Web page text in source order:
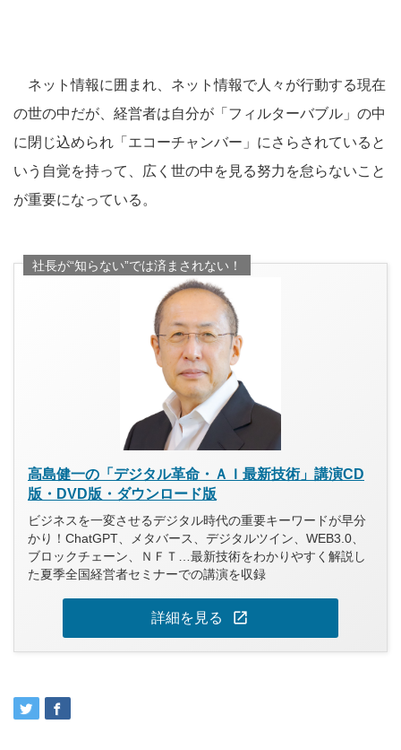
ネット情報に囲まれ、ネット情報で人々が行動する現在
の世の中だが、経営者は自分が「フィルターバブル」の中
に閉じ込められ「エコーチャンバー」にさらされていると
いう自覚を持って、広く世の中を見る努力を怠らないこと
が重要になっている。
社長が“知らない”では済まされない！
高島健一の「デジタル革命・ＡＩ最新技術」講演CD
版・DVD版・ダウンロード版
ビジネスを一変させるデジタル時代の重要キーワードが早分
かり！ChatGPT、メタバース、デジタルツイン、WEB3.0、
ブロックチェーン、ＮＦＴ…最新技術をわかりやすく解説し
た夏季全国経営者セミナーでの講演を収録
詳細を見る open_in_new